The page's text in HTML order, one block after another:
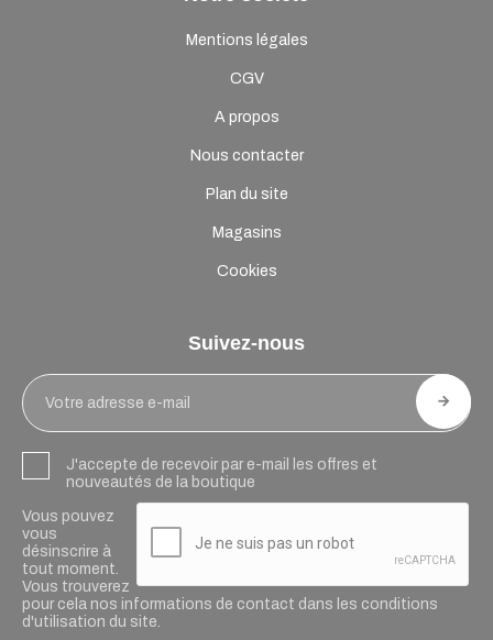
Mentions légales
CGV
A propos
Nous contacter
Plan du site
Magasins
Cookies
Suivez-nous
J'accepte de recevoir par e-mail les offres et
nouveautés de la boutique
Vous pouvez
vous
désinscrire à
tout moment.
Vous trouverez
pour cela nos informations de contact dans les conditions
d'utilisation du site.